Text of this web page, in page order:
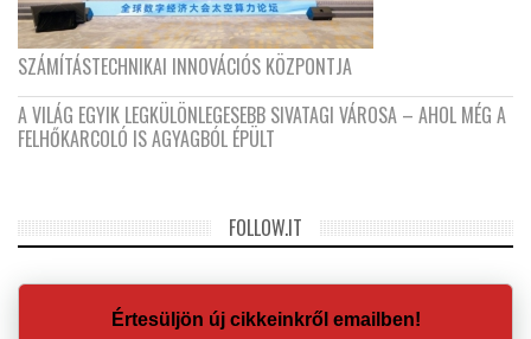
SZÁMÍTÁSTECHNIKAI INNOVÁCIÓS KÖZPONTJA
A VILÁG EGYIK LEGKÜLÖNLEGESEBB SIVATAGI VÁROSA – AHOL MÉG A
FELHŐKARCOLÓ IS AGYAGBÓL ÉPÜLT
FOLLOW.IT
Értesüljön új cikkeinkről emailben!